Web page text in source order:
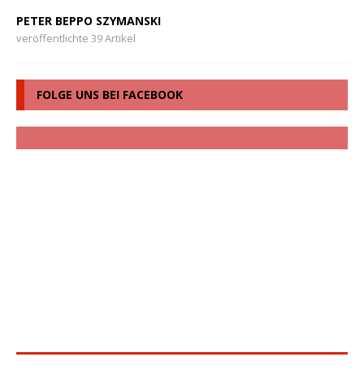
PETER BEPPO SZYMANSKI
veröffentlichte 39 Artikel
FOLGE UNS BEI FACEBOOK